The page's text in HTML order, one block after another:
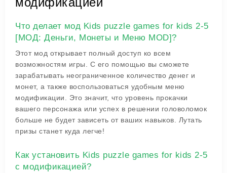
Что делает мод Kids puzzle games for kids 2-5
[МОД: Деньги, Монеты и Меню MOD]?
Этот мод открывает полный доступ ко всем
возможностям игры. С его помощью вы сможете
зарабатывать неограниченное количество денег и
монет, а также воспользоваться удобным меню
модификации. Это значит, что уровень прокачки
вашего персонажа или успех в решении головоломок
больше не будет зависеть от ваших навыков. Лутать
призы станет куда легче!
Как установить Kids puzzle games for kids 2-5
с модификацией?